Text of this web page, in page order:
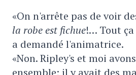
«On n'arrête pas de voir
la robe est fichue!… Tout ça
a demandé l'animatrice.
«Non. Ripley's et moi
ensemble; il y avait des